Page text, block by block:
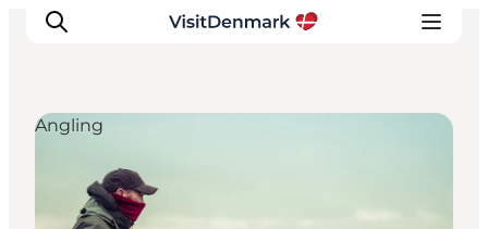
Inspirations
Destinations
Angling